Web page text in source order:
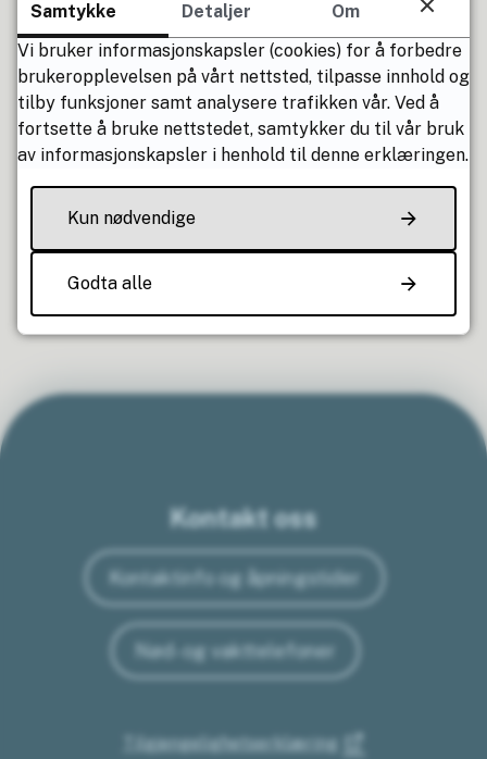
Søknad om ny plass kan du gjøre gjennom lenken
under.
Søknadsskjema
Ja Nei
Kontakt oss
Kontaktinfo og åpningstider
Nød- og vakttelefoner
Tilgjengelighetserklæring
Samtykke Detaljer
Om
Vi bruker informasjonskapsler (cookies) for å forbedre
brukeropplevelsen på vårt nettsted, tilpasse innhold og
tilby funksjoner samt analysere trafikken vår. Ved å
fortsette å bruke nettstedet, samtykker du til vår bruk
av informasjonskapsler i henhold til denne erklæringen.
Kun nødvendige
Godta alle